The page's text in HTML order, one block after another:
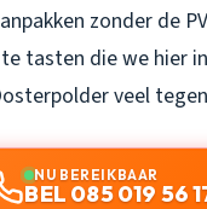
zonder de
te tasten die we hier
veel
NU BEREIKBAAR
BEL 085 019 56